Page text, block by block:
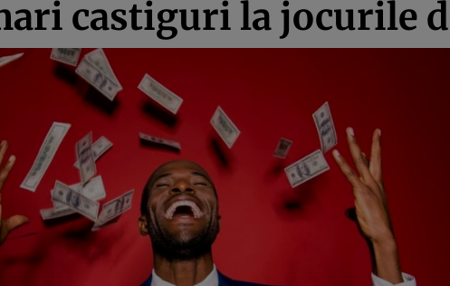
castiguri la jocurile